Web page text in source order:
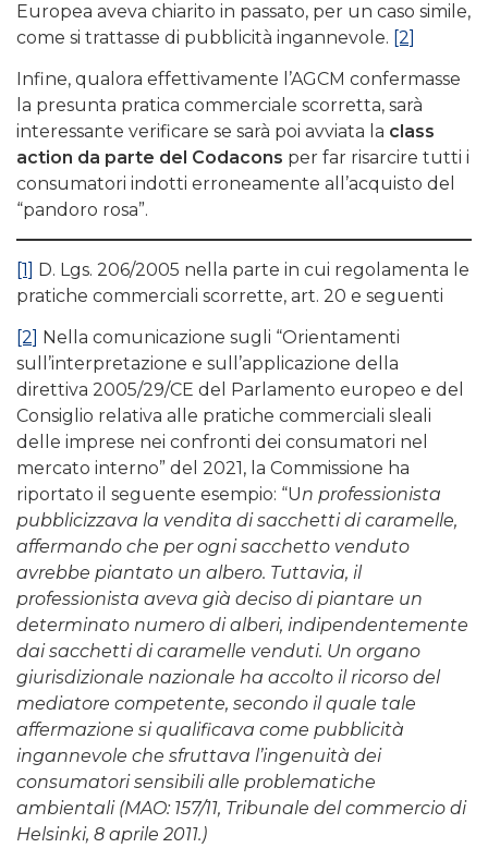
Europea aveva chiarito in passato, per un caso simile,
come si trattasse di pubblicità ingannevole. [2]
Infine, qualora effettivamente l’AGCM confermasse
la presunta pratica commerciale scorretta, sarà
interessante verificare se sarà poi avviata la class
action da parte del Codacons per far risarcire tutti i
consumatori indotti erroneamente all’acquisto del
“pandoro rosa”.
[1]
D. Lgs. 206/2005 nella parte in cui regolamenta le
pratiche commerciali scorrette, art. 20 e seguenti
[2]
Nella comunicazione sugli “Orientamenti
sull’interpretazione e sull’applicazione della
direttiva 2005/29/CE del Parlamento europeo e del
Consiglio relativa alle pratiche commerciali sleali
delle imprese nei confronti dei consumatori nel
mercato interno” del 2021, la Commissione ha
riportato il seguente esempio: “Un professionista
pubblicizzava la vendita di sacchetti di caramelle,
affermando che per ogni sacchetto venduto
avrebbe piantato un albero. Tuttavia, il
professionista aveva già deciso di piantare un
determinato numero di alberi, indipendentemente
dai sacchetti di caramelle venduti. Un organo
giurisdizionale nazionale ha accolto il ricorso del
mediatore competente, secondo il quale tale
affermazione si qualificava come pubblicità
ingannevole che sfruttava l’ingenuità dei
consumatori sensibili alle problematiche
ambientali (MAO: 157/11, Tribunale del commercio di
Helsinki, 8 aprile 2011.)